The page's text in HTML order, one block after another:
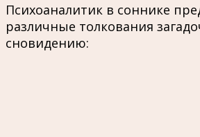
Психоаналитик в соннике
различные толкования
сновидению: